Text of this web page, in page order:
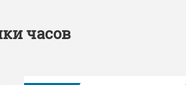
часов